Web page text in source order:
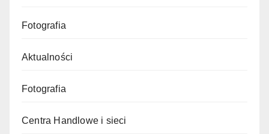
Fotografia
Aktualności
Fotografia
Centra Handlowe i sieci